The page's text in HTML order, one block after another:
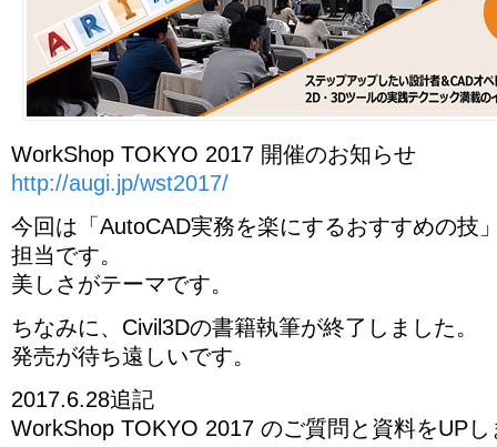
WorkShop TOKYO 2017 開催のお知らせ
http://augi.jp/wst2017/
今回は「AutoCAD実務を楽にするおすすめの技
担当です。
美しさがテーマです。
ちなみに、Civil3Dの書籍執筆が終了しました。
発売が待ち遠しいです。
2017.6.28追記
WorkShop TOKYO 2017 のご質問と資料をUPし